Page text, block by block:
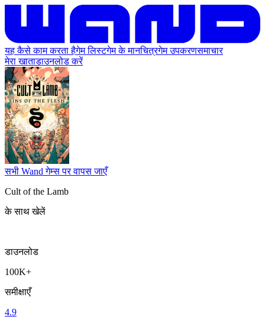
यह कैसे काम करता हैगेम लिस्टगेम के मानचित्रगेम उपकरणसमाचार
मेरा खाताडाउनलोड करें
सभी Wand गेम्स पर वापस जाएँ
Cult of the Lamb
के साथ खेलें
डाउनलोड
100K+
समीक्षाएँ
4.9